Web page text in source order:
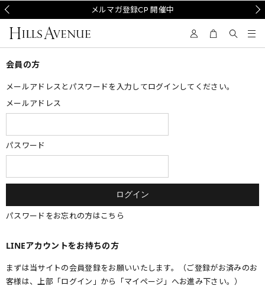
メルマガ登録CP 開催中
会員の方
メールアドレスとパスワードを入力してログインしてください。
メールアドレス
パスワード
パスワードをお忘れの方はこちら
LINEアカウントをお持ちの方
まずは当サイトの会員登録をお願いいたします。（ご登録がお済みのお
客様は、上部「ログイン」から「マイページ」へお進み下さい。）